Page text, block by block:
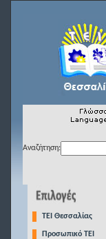
Αναζήτηση:
TEI Θεσσαλίας
Προσωπικό ΤΕΙ